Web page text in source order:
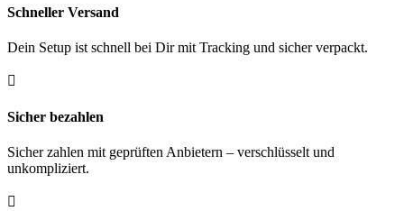
Schneller Versand
Dein Setup ist schnell bei Dir mit Tracking und sicher verpackt.

Sicher bezahlen
Sicher zahlen mit geprüften Anbietern – verschlüsselt und
unkompliziert.
